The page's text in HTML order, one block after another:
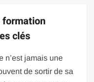
formation
clés
n’est jamais une
de sortir de sa